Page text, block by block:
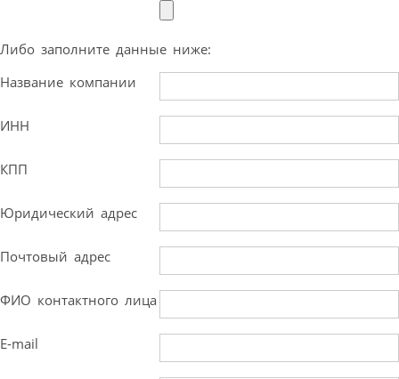
Либо заполните данные ниже:
Название компании
ИНН
КПП
Юридический адрес
Почтовый адрес
ФИО контактного лица
E-mail